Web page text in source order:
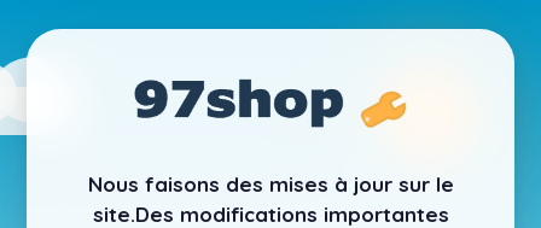
Nous faisons des mises à jour sur le
site.Des modifications importantes